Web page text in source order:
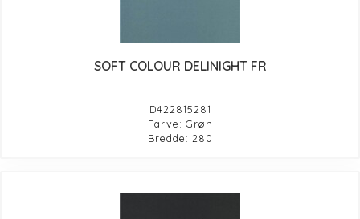
SOFT COLOUR DELINIGHT FR
D422815281
Farve: Grøn
Bredde: 280